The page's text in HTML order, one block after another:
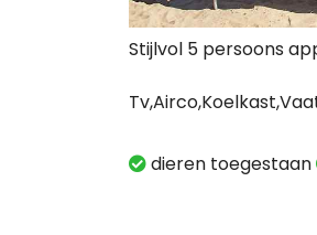
Stijlvol 5 persoons
dieren toegestaan